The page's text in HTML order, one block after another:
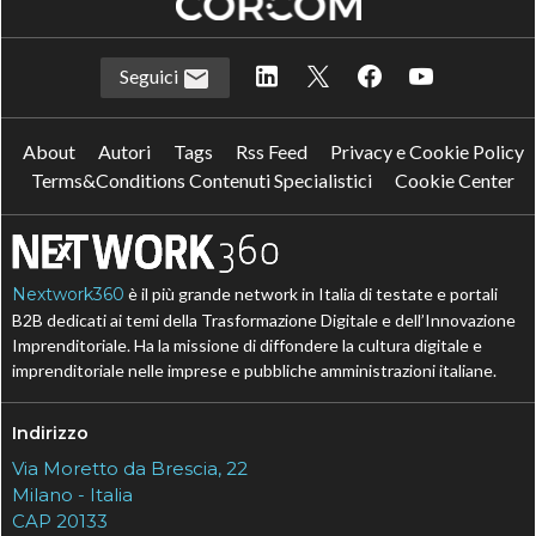
Seguici
About Autori Tags Rss Feed
Privacy e Cookie Policy
Terms&Conditions Contenuti Specialistici
Cookie Center
Nextwork360 è il più grande network in Italia di testate e portali
B2B dedicati ai temi della Trasformazione Digitale e dell’Innovazione
Imprenditoriale. Ha la missione di diffondere la cultura digitale e
imprenditoriale nelle imprese e pubbliche amministrazioni italiane.
Indirizzo
Via Moretto da Brescia, 22
Milano - Italia
CAP 20133